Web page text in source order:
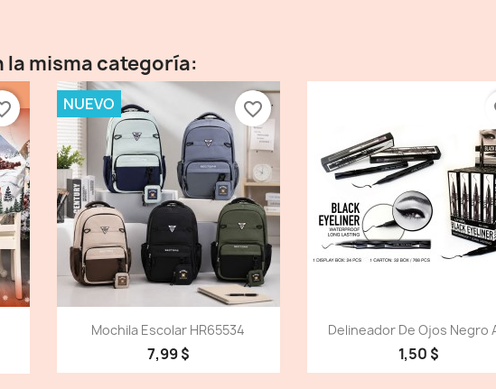
misma categoría:
Vista detallada
Mochila Escolar HR65534
7,99 $
NUEVO favorite_border
Vista detallada
Delineador De Ojos Negro
1,50 $